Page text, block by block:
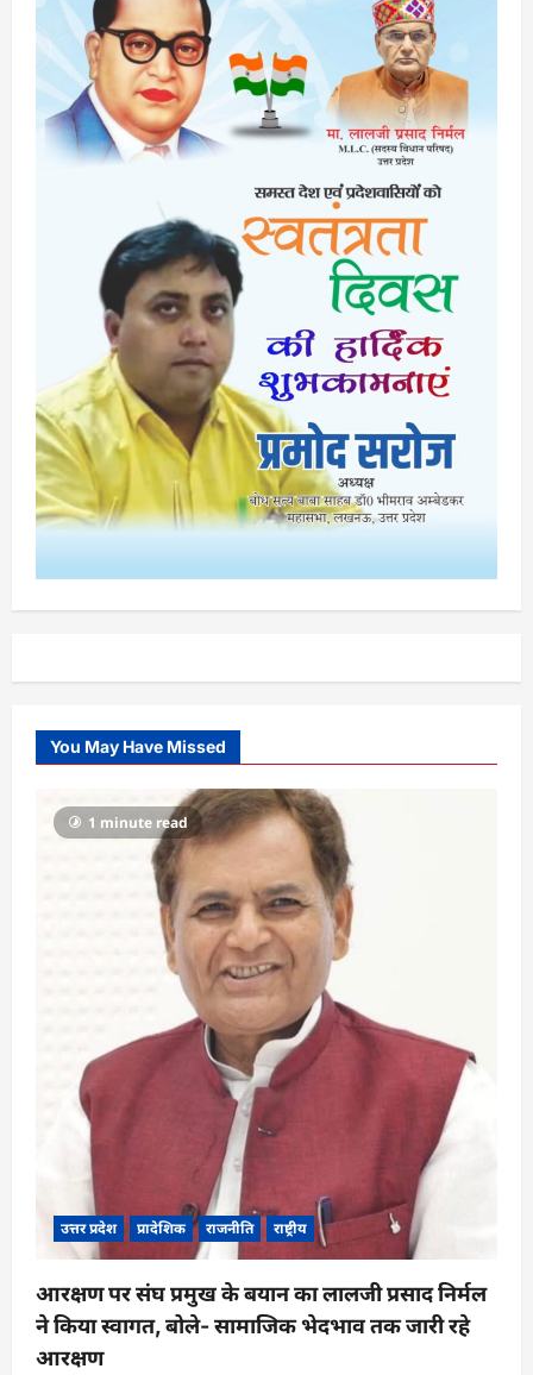
You May Have Missed
1 minute read
उत्तर प्रदेश प्रादेशिक राजनीति राष्ट्रीय
आरक्षण पर संघ प्रमुख के बयान का लालजी प्रसाद निर्मल
ने किया स्वागत, बोले- सामाजिक भेदभाव तक जारी रहे
आरक्षण